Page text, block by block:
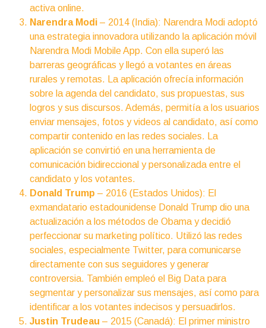
activa online.
Narendra Modi – 2014 (India): Narendra Modi adoptó
una estrategia innovadora utilizando la aplicación móvil
Narendra Modi Mobile App. Con ella superó las
barreras geográficas y llegó a votantes en áreas
rurales y remotas. La aplicación ofrecía información
sobre la agenda del candidato, sus propuestas, sus
logros y sus discursos. Además, permitía a los usuarios
enviar mensajes, fotos y videos al candidato, así como
compartir contenido en las redes sociales. La
aplicación se convirtió en una herramienta de
comunicación bidireccional y personalizada entre el
candidato y los votantes.
Donald Trump – 2016 (Estados Unidos): El
exmandatario estadounidense Donald Trump dio una
actualización a los métodos de Obama y decidió
perfeccionar su marketing político. Utilizó las redes
sociales, especialmente Twitter, para comunicarse
directamente con sus seguidores y generar
controversia. También empleó el Big Data para
segmentar y personalizar sus mensajes, así como para
identificar a los votantes indecisos y persuadirlos.
Justin Trudeau – 2015 (Canadá): El primer ministro